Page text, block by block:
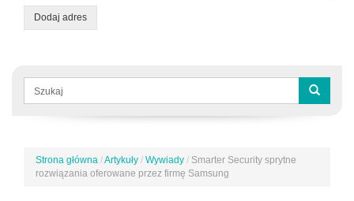
Dodaj adres
Formularz
wyszukiwania
Jesteś
tutaj
Strona główna /Artykuły / Wywiady / Smarter Security sprytne
rozwiązania oferowane przez firmę Samsung